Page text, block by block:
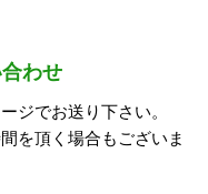
わせ
ジでお送り下さい。
を頂く場合もございま